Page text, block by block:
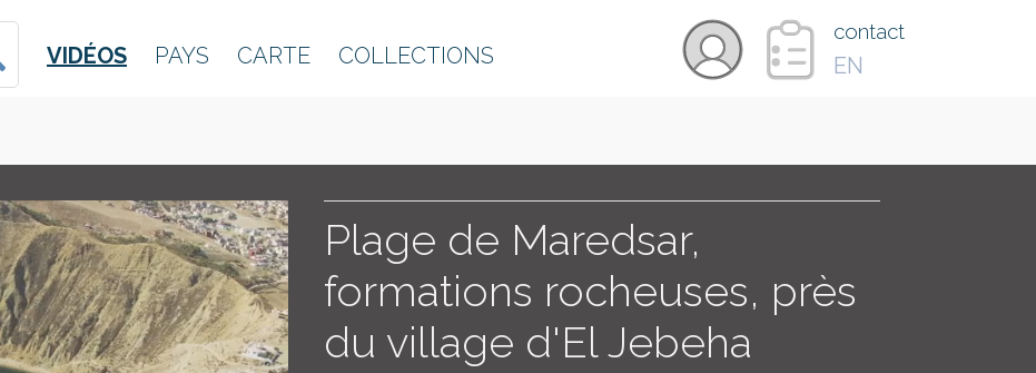
VIDÉOS PAYS CARTE COLLECTIONS
contact
EN
Plage de Maredsar,
formations rocheuses, près
du village d'El Jebeha